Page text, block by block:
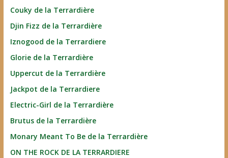
Couky de la Terrardière
Djin Fizz de la Terrardière
Iznogood de la Terrardiere
Glorie de la Terrardière
Uppercut de la Terrardière
Jackpot de la Terrardiere
Electric-Girl de la Terrardière
Brutus de la Terrardière
Monary Meant To Be de la Terrardière
ON THE ROCK DE LA TERRARDIERE